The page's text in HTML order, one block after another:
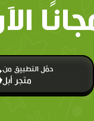
حمّل التطبيق من
متجر أبل